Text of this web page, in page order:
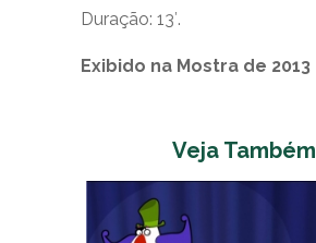
Duração: 13′.
Exibido na Mostra de 2013
Veja Também